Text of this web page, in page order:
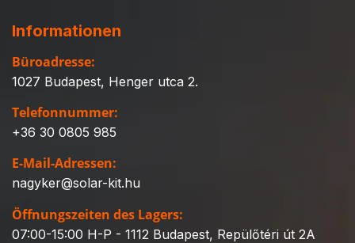
Informationen
Büroadresse:
1027 Budapest, Henger utca 2.
Telefonnummer:
+36 30 0805 985
E-Mail-Adressen:
nagyker@solar-kit.hu
Öffnungszeiten des Lagers:
07:00-15:00 H-P - 1112 Budapest, Repülőtéri út 2A